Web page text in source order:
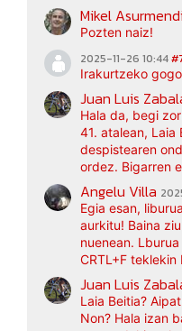
Mikel
Pozten naiz!
2025-11-26 10:44
Irakurtzeko
Juan Luis
Hala da, begi
41. atalean, Laia
despistearen
ordez. Bigarren
Angelu Villa
Egia esan,
aurkitu! Baina
nuenean.
CRTL+F teklekin
Juan Luis
Laia Beitia?
Non? Hala izan